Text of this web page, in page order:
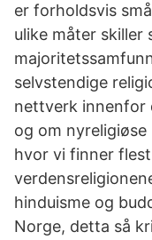
er forholdsvis
ulike måter skiller
selvstendige
nettverk innenfor
og om
hvor vi finner
hinduisme og
Norge, detta så